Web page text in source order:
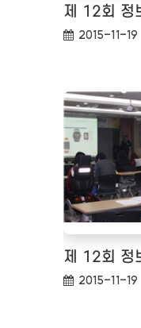
제 12회 정
작성일:
2015-11-19
제 12회 정
작성일:
2015-11-19